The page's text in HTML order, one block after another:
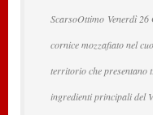
ScarsoOttimo Venerdì
cornice mozzafiato nel
territorio che presentano
ingredienti principali del